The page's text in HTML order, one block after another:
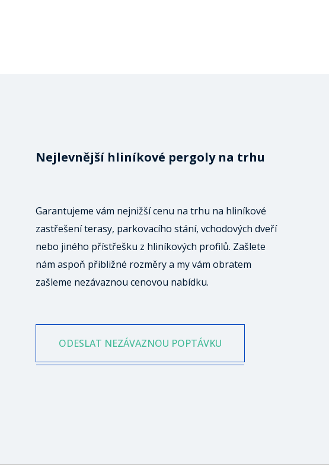
Nejlevnější hliníkové pergoly na trhu
Garantujeme vám nejnižší cenu na trhu na hliníkové
zastřešení terasy, parkovacího stání, vchodových dveří
nebo jiného přístřešku z hliníkových profilů. Zašlete
nám aspoň přibližné rozměry a my vám obratem
zašleme nezávaznou cenovou nabídku.
ODESLAT NEZÁVAZNOU POPTÁVKU